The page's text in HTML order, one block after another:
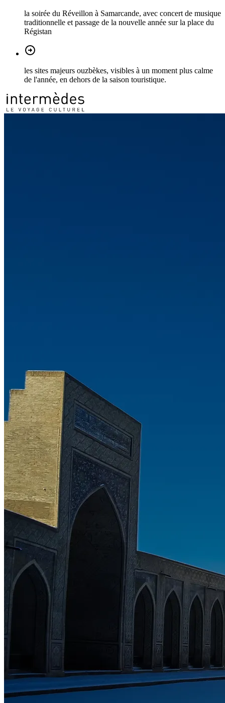
la soirée du Réveillon à Samarcande, avec concert de musique
traditionnelle et passage de la nouvelle année sur la place du
Régistan
les sites majeurs ouzbèkes, visibles à un moment plus calme
de l'année, en dehors de la saison touristique.